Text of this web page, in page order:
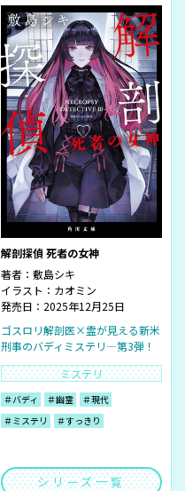
解剖探偵 死者の女神
著者： 敷島シキ
イラスト： カオミン
発売日：2025年12月25日
ゴスロリ解剖医×霊が見える新米
刑事のバディミステリ―第3弾！
ミステリ
＃バディ ＃幽霊
＃現代
＃ミステリ
＃すっきり
シリーズ一覧